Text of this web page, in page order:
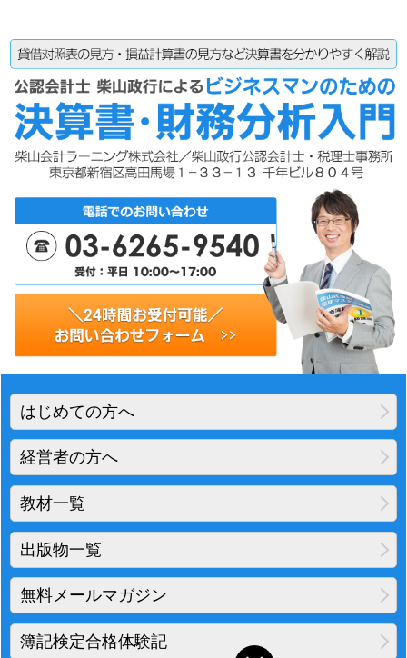
はじめての方へ
経営者の方へ
教材一覧
出版物一覧
無料メールマガジン
簿記検定合格体験記